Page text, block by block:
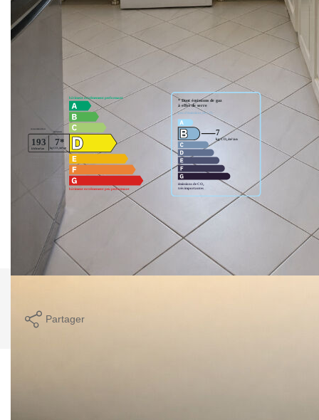
Nos honoraires Nous contacter
Diagnostics énergétiques
Montant estimé des dépenses annuelles d'énergie pour un
usage standard entre 1000€ et 1400€. Pour la date de
référence 16/03/2026.
Partager